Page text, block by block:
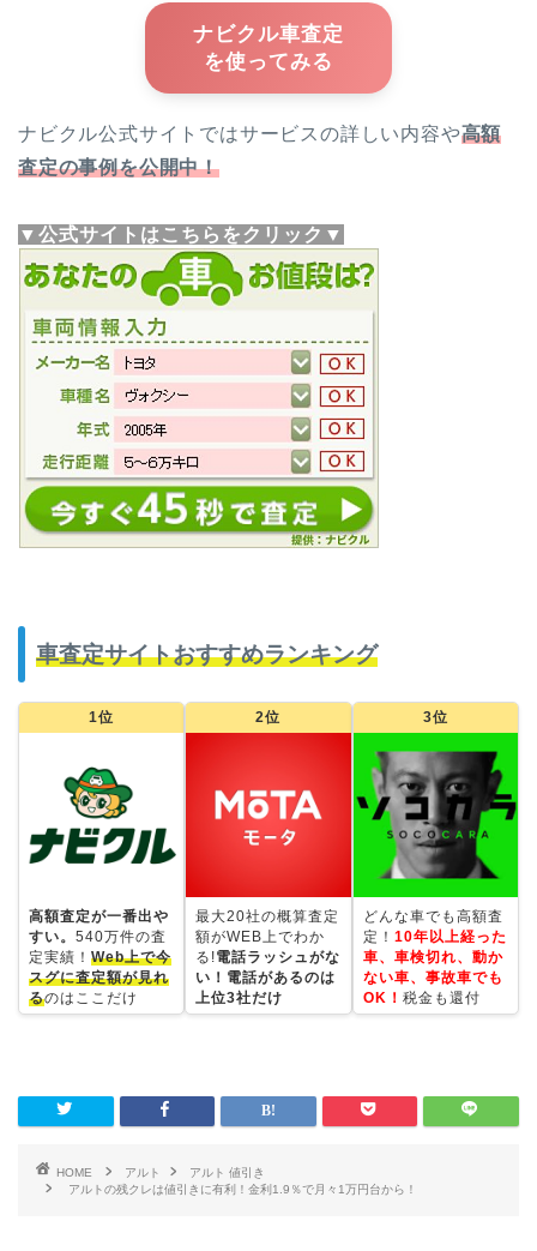
ナビクル車査定
を使ってみる
ナビクル公式サイトではサービスの詳しい内容や高額
査定の事例を公開中！
▼公式サイトはこちらをクリック▼
車査定サイトおすすめランキング
1位
高額査定が一番出や
すい。 540万件の査
定実績！ Web上で今
スグに査定額が見れ
るのはここだけ
2位
最大20社の概算査定
額がWEB上でわか
る!電話ラッシュがな
い！電話があるのは
上位3社だけ
3位
どんな車でも高額査
定！ 10年以上経った
車、車検切れ、動か
ない車、事故車でも
OK！ 税金も還付
HOME アルト
アルト 値引き
アルトの残クレは値引きに有利！金利1.9％で月々1万円台から！